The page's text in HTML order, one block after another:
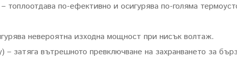
по-ефективно и осигурява по-голяма
невероятна изходна мощност при нисък волтаж.
затяга вътрешното превключване на захранването за